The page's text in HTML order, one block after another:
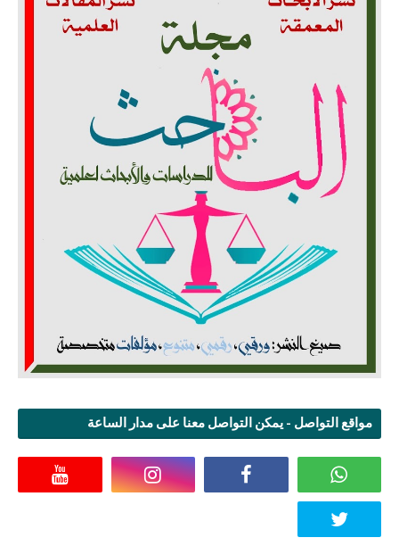
مواقع التواصل - يمكن التواصل معنا على مدار الساعة